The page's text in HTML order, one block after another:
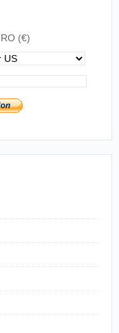
vitascope
(€)